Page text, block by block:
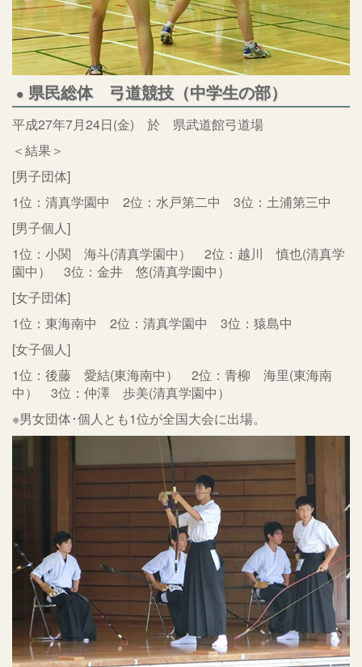
県民総体 弓道競技（中学生の部）
平成27年7月24日(金) 於 県武道館弓道場
＜結果＞
[男子団体]
1位：清真学園中 2位：水戸第二中 3位：土浦第三中
[男子個人]
1位：小関 海斗(清真学園中） 2位：越川 慎也(清真学
園中） 3位：金井 悠(清真学園中）
[女子団体]
1位：東海南中 2位：清真学園中 3位：猿島中
[女子個人]
1位：後藤 愛結(東海南中） 2位：青柳 海里(東海南
中） 3位：仲澤 歩美(清真学園中）
※男女団体･個人とも1位が全国大会に出場。